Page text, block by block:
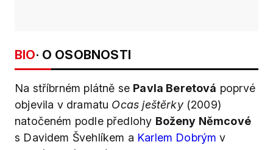
BIO· O OSOBNOSTI
Na stříbrném plátně se Pavla Beretová poprvé
objevila v dramatu Ocas ještěrky(2009)
natočeném podle předlohy Boženy Němcové
s Davidem Švehlíkem a Karlem Dobrým v